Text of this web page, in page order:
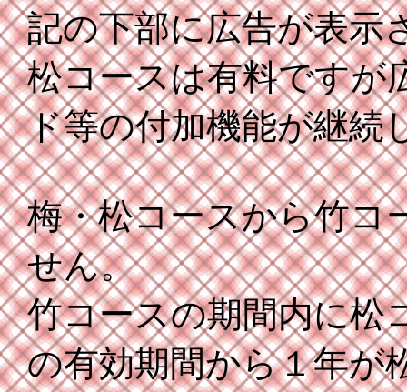
記の下部に広告が表示
松コースは有料ですが
ド等の付加機能が継続
梅・松コースから竹コ
せん。
竹コースの期間内に松
の有効期間から１年が